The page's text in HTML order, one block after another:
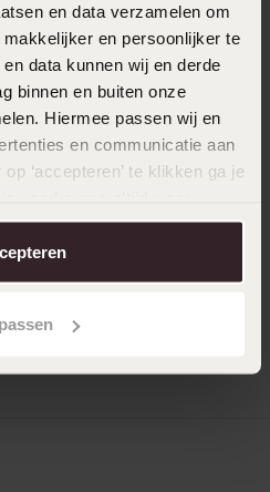
en data verzamelen om
en persoonlijker te
data kunnen wij en derde
binnen en buiten onze
Hiermee passen wij en
en communicatie aan
‘accepteren’ te klikken ga je
over in onscookiebeleid.
altijd minimaal 10% korting